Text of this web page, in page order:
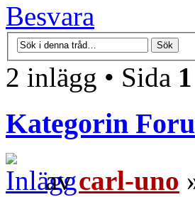
Besvara
2 inlägg • Sida 1
Kategorin
avcarl-uno